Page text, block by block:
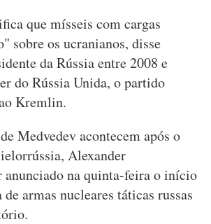
que mísseis com cargas
sobre os ucranianos, disse
da Rússia entre 2008 e
do Rússia Unida, o partido
Kremlin.
Medvedev acontecem após o
Alexander
anunciado na quinta-feira o início
armas nucleares táticas russas